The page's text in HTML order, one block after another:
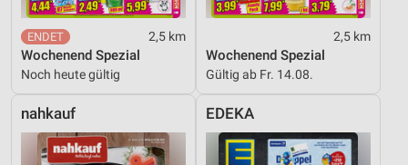
2,5 km
Wochenend Spezial
Noch heute gültig
2,5 km
Wochenend Spezial
Gültig ab Fr. 14.08.
nahkauf EDEKA